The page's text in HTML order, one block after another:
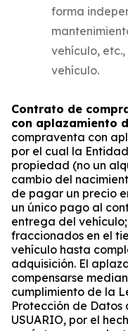
forma
vehículo,
vehículo.
Contrato de
con aplazamiento
compraventa con
por el cual la
propiedad (no un
cambio del
de pagar un precio
un único pago al
entrega del
fraccionados en el
vehículo hasta
adquisición. El
compensarse
cumplimiento de la
Protección de Datos
USUARIO, por el